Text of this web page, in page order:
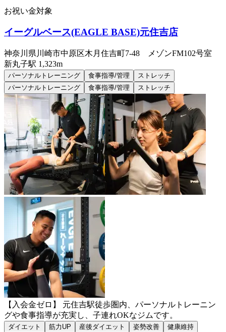
お祝い金対象
イーグルベース(EAGLE BASE)元住吉店
神奈川県川崎市中原区木月住吉町7-48 メゾンFM102号室
新丸子駅 1,323m
パーソナルトレーニング 食事指導/管理
ストレッチ
パーソナルトレーニング
食事指導/管理 ストレッチ
【入会金ゼロ】 元住吉駅徒歩圏内、パーソナルトレーニン
グや食事指導が充実し、子連れOKなジムです。
ダイエット 筋力UP 産後ダイエット 姿勢改善
健康維持